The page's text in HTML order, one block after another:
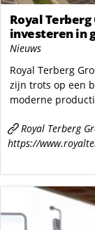
Royal
investeren in
geopend in
Nieuws
Royal Terberg
zijn trots op een
moderne
Royal Terberg
https://